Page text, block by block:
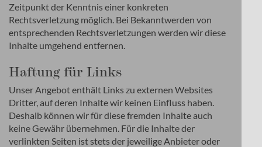
Zeitpunkt der Kenntnis einer konkreten
Rechtsverletzung möglich. Bei Bekanntwerden von
entsprechenden Rechtsverletzungen werden wir diese
Inhalte umgehend entfernen.
Haftung für Links
Unser Angebot enthält Links zu externen Websites
Dritter, auf deren Inhalte wir keinen Einfluss haben.
Deshalb können wir für diese fremden Inhalte auch
keine Gewähr übernehmen. Für die Inhalte der
verlinkten Seiten ist stets der jeweilige Anbieter oder